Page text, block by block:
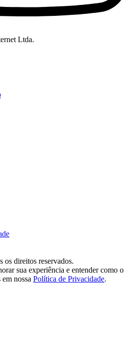
Ltda.
os direitos reservados.
sua experiência e entender como o
nossa Política de Privacidade.